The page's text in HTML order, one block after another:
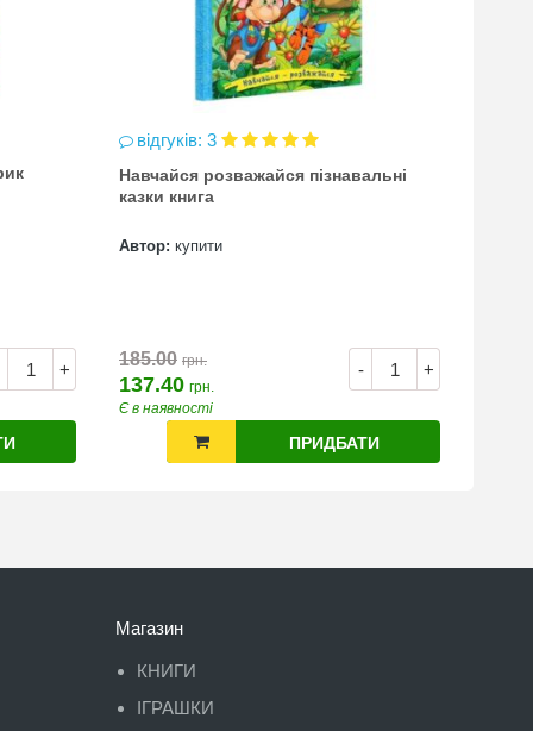
+
відгуків: 3
Навчайся розважайся пізнавальні
казки книга
Автор: купити
- +
185.00 грн.
137.40 грн.
Є в наявності
ПРИДБАТИ
Магазин
КНИГИ
ІГРАШКИ